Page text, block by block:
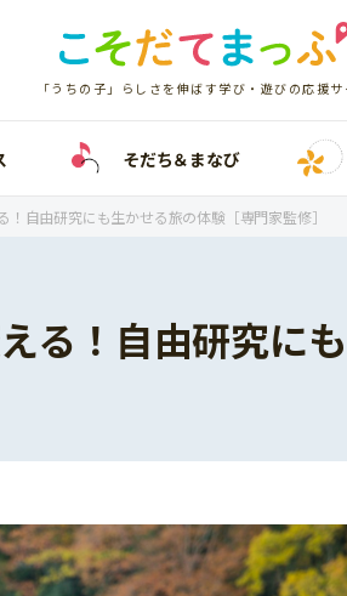
「うちの子」らしさを伸ばす学び・遊びの応援サ
そだち＆まなび
自由研究にも生かせる旅の体験［専門家監修］
る！自由研究に